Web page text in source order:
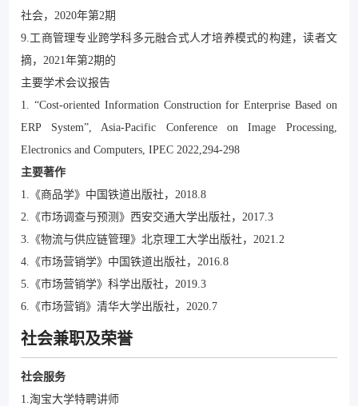
社会，2020年第2期
9.工商管理专业跨学科多元融合式人才培养模式的构建，读者文
摘，2021年第2期的
主要学术会议报告
1. “Cost-oriented Information Construction for Enterprise Based on
ERP System”, Asia-Pacific Conference on Image Processing,
Electronics and Computers, IPEC 2022,294-298
主要著作
1.《商品学》中国铁道出版社，2018.8
2.《市场调查与预测》西安交通大学出版社，2017.3
3.《物流与供应链管理》北京理工大学出版社，2021.2
4.《市场营销学》中国铁道出版社，2016.8
5.《市场营销学》科学出版社，2019.3
6.《市场营销》清华大学出版社，2020.7
社会兼职及荣誉
社会服务
1.淘宝大学特聘讲师